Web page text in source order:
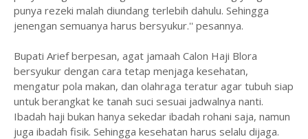
punya rezeki malah diundang terlebih dahulu. Sehingga
jenengan semuanya harus bersyukur.'' pesannya.
Bupati Arief berpesan, agat jamaah Calon Haji Blora
bersyukur dengan cara tetap menjaga kesehatan,
mengatur pola makan, dan olahraga teratur agar tubuh siap
untuk berangkat ke tanah suci sesuai jadwalnya nanti.
Ibadah haji bukan hanya sekedar ibadah rohani saja, namun
juga ibadah fisik. Sehingga kesehatan harus selalu dijaga.